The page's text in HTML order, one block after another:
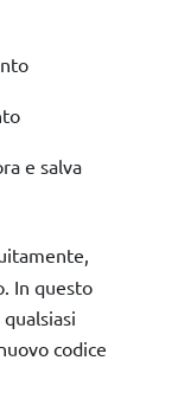
e salva
In questo
codice